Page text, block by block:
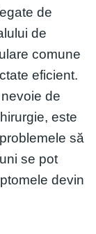
de
de
comune
eficient.
de
este
să
se pot
devin